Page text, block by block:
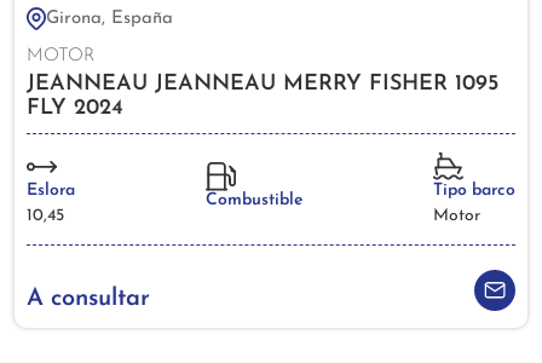
Girona, España
MOTOR
JEANNEAU JEANNEAU MERRY FISHER 1095
FLY 2024
Eslora
10,45
Combustible
Tipo barco
Motor
A consultar